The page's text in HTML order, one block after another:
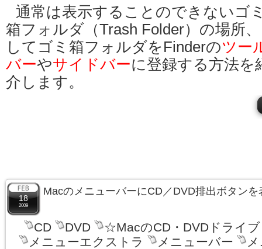
通常は表示することのできないゴ
箱フォルダ（Trash Folder）の場所
してゴミ箱フォルダをFinderのツー
バーやサイドバーに登録する方法を
介します。
18
2009
MacのメニューバーにCD／DVD排出ボタンを
CD DVD
☆MacのCD・DVDドライブ
メニューエクストラ
メニューバー